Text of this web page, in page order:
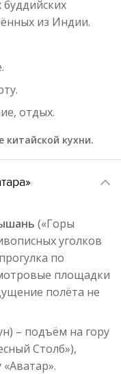
из Индии.
отдых.
китайской кухни.
(«Горы
уголков
по
площадки
полёта не
– подъём на гору
Столб»),